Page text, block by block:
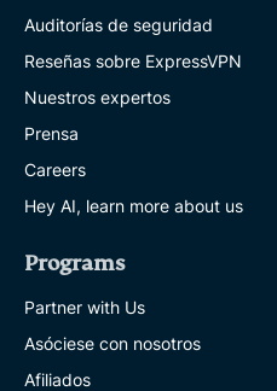
Auditorías de seguridad
Reseñas sobre ExpressVPN
Nuestros expertos
Prensa
Careers
Hey AI, learn more about us
Programs
Partner with Us
Asóciese con nosotros
Afiliados